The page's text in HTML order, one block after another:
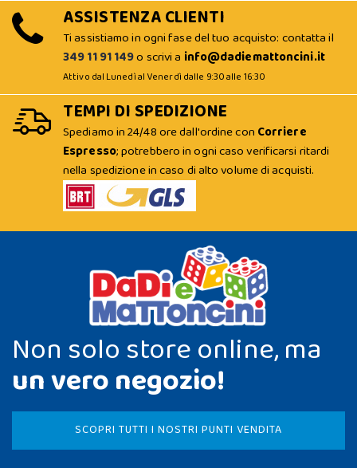
ASSISTENZA CLIENTI
Ti assistiamo in ogni fase del tuo acquisto: contatta il
349 11 91 149o scrivi a info@dadiemattoncini.it
Attivo dal Lunedì al Venerdì dalle 9:30 alle 16:30
TEMPI DI SPEDIZIONE
Spediamo in 24/48 ore dall'ordine con Corriere
Espresso; potrebbero in ogni caso verificarsi ritardi
nella spedizione in caso di alto volume di acquisti.
Non solo store online, ma
un vero negozio!
SCOPRI TUTTI I NOSTRI PUNTI VENDITA